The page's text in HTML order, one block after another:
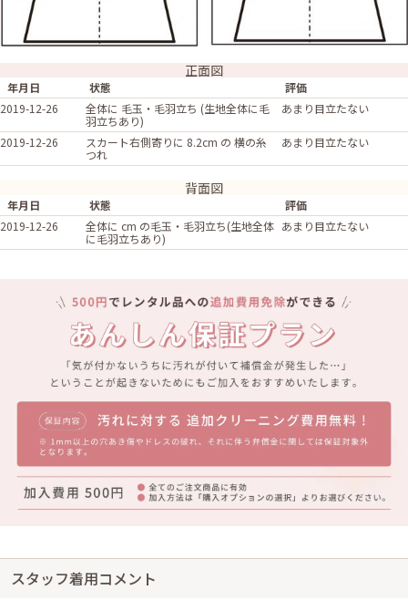
正面図
年月日 状態
評価
2019-12-26
全体に 毛玉・毛羽立ち (生地全体に毛
羽立ちあり)
あまり目立たない
2019-12-26
スカート右側寄りに 8.2cm の 横の糸
つれ
あまり目立たない
背面図
年月日 状態
評価
2019-12-26
全体に cm の毛玉・毛羽立ち(生地全体
に毛羽立ちあり)
あまり目立たない
スタッフ着用コメント